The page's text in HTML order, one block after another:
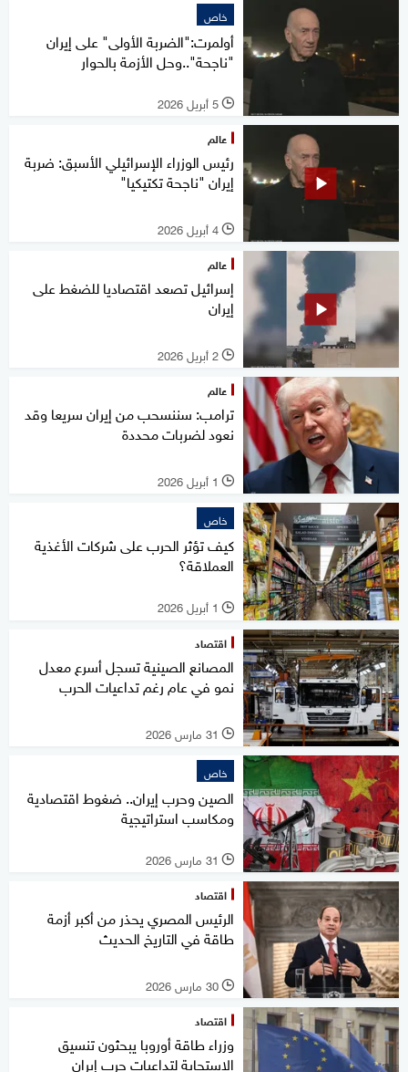
خاص
أولمرت:"الضربة الأولى" على إيران
"ناجحة"..وحل الأزمة بالحوار
l 5 أبريل 2026
عالم
رئيس الوزراء الإسرائيلي الأسبق: ضربة
إيران "ناجحة تكتيكيا"
l 4 أبريل 2026
عالم
إسرائيل تصعد اقتصاديا للضغط على
إيران
l 2 أبريل 2026
عالم
ترامب: سننسحب من إيران سريعا وقد
نعود لضربات محددة
l 1 أبريل 2026
خاص
كيف تؤثر الحرب على شركات الأغذية
العملاقة؟
l 1 أبريل 2026
اقتصاد
المصانع الصينية تسجل أسرع معدل
نمو في عام رغم تداعيات الحرب
l 31 مارس 2026
خاص
الصين وحرب إيران.. ضغوط اقتصادية
ومكاسب استراتيجية
l 31 مارس 2026
اقتصاد
الرئيس المصري يحذر من أكبر أزمة
طاقة في التاريخ الحديث
l 30 مارس 2026
اقتصاد
وزراء طاقة أوروبا يبحثون تنسيق
الاستجابة لتداعيات حرب إيران